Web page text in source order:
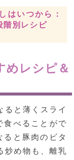
はいつから：
階別レシピ
めレシピ＆
と薄くスライ
食べることがで
と豚肉のビタ
炒め物も、離乳